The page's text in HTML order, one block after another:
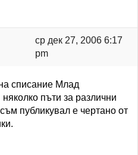
ср дек 27, 2006 6:17
pm
списание Млад
пъти за различни
публикувал е чертано от